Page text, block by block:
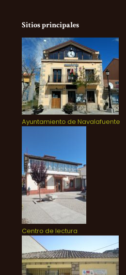
Sitios principales
Ayuntamiento de Navalafuente
Centro de lectura